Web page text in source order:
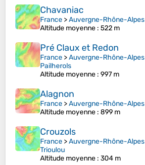
Chavaniac
France >Auvergne-Rhône-Alpes
Altitude moyenne : 522 m
Pré Claux et Redon
France >Auvergne-Rhône-Alpes
Pailherols
Altitude moyenne : 997 m
Alagnon
France >Auvergne-Rhône-Alpes
Altitude moyenne : 899 m
Crouzols
France >Auvergne-Rhône-Alpes
Trioulou
Altitude moyenne : 304 m